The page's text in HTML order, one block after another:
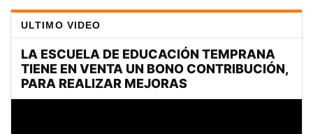
ULTIMO VIDEO